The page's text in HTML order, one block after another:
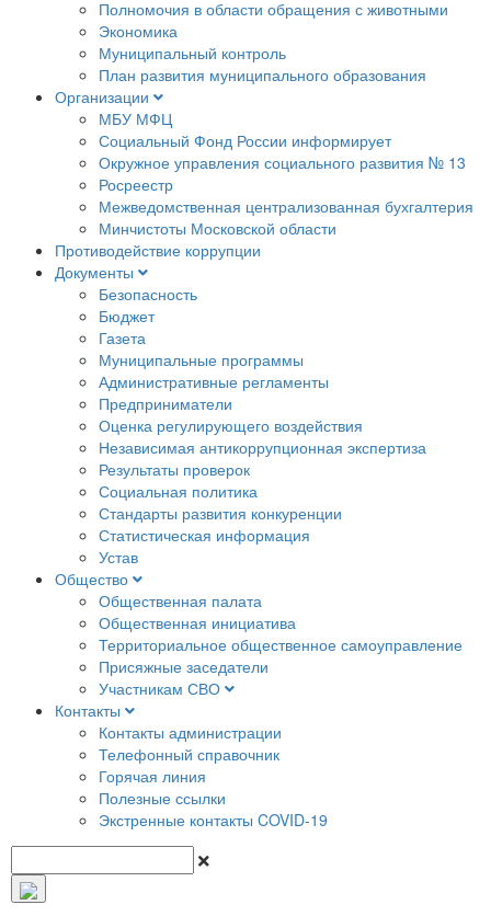
Полномочия в области обращения с животными
Экономика
Муниципальный контроль
План развития муниципального образования
Организации
МБУ МФЦ
Социальный Фонд России информирует
Окружное управления социального развития № 13
Росреестр
Межведомственная централизованная бухгалтерия
Минчистоты Московской области
Противодействие коррупции
Документы
Безопасность
Бюджет
Газета
Муниципальные программы
Административные регламенты
Предприниматели
Оценка регулирующего воздействия
Независимая антикоррупционная экспертиза
Результаты проверок
Социальная политика
Стандарты развития конкуренции
Статистическая информация
Устав
Общество
Общественная палата
Общественная инициатива
Территориальное общественное самоуправление
Присяжные заседатели
Участникам СВО
Контакты
Контакты администрации
Телефонный справочник
Горячая линия
Полезные ссылки
Экстренные контакты COVID-19